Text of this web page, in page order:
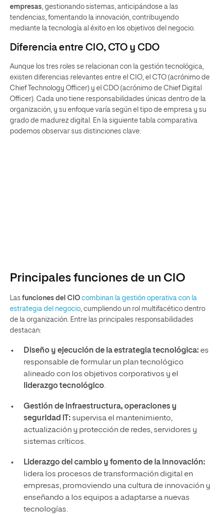
empresas , gestionando sistemas, anticipándose a las
tendencias, fomentando la innovación, contribuyendo
mediante la tecnología al éxito en los objetivos del negocio.
Diferencia entre CIO, CTO y CDO
Aunque los tres roles se relacionan con la gestión tecnológica,
existen diferencias relevantes entre el CIO, el CTO (acrónimo de
Chief Technology Officer) y el CDO (acrónimo de Chief Digital
Officer). Cada uno tiene responsabilidades únicas dentro de la
organización, y su enfoque varía según el tipo de empresa y su
grado de madurez digital. En la siguiente tabla comparativa
podemos observar sus distinciones clave:
Principales funciones de un CIO
Las funciones del CIO combinan la gestión operativa con la
estrategia del negocio , cumpliendo un rol multifacético dentro
de la organización. Entre las principales responsabilidades
destacan:
Diseño y ejecución de la estrategia tecnológica: es
responsable de formular un plan tecnológico
alineado con los objetivos corporativos y el
liderazgo tecnológico.
Gestión de infraestructura, operaciones y
seguridad IT: supervisa el mantenimiento,
actualización y protección de redes, servidores y
sistemas críticos.
Liderazgo del cambio y fomento de la innovación:
lidera los procesos de transformación digital en
empresas, promoviendo una cultura de innovación y
enseñando a los equipos a adaptarse a nuevas
tecnologías.